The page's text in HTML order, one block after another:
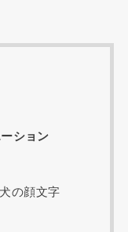
ション
の顔文字